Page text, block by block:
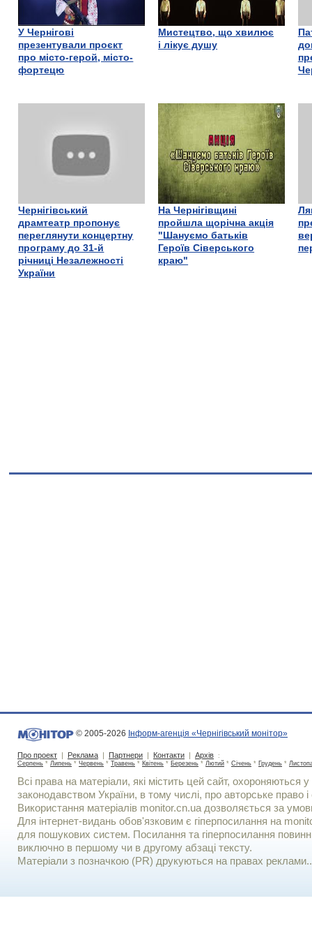
У Чернігові
презентували проєкт
про місто-герой, місто-
фортецю
Мистецтво, що хвилює
і лікує душу
Чернігівський
драмтеатр пропонує
переглянути концертну
програму до 31-й
річниці Незалежності
України
На Чернігівщині
пройшла щорічна акція
"Шануємо батьків
Героїв Сіверського
краю"
© 2005-2026 Інформ-агенція «Чернігівський монітор»
Про проект | Реклама | Партнери | Контакти | Архів :
Серпень * Липень * Червень * Травень * Квітень * Березень * Лютий * Січень * Грудень *
Всі права на матеріали, які містить цей сайт, охороняються у
законодавством України, в тому числі, про авторське право і
Використання матерiалiв monitor.cn.ua дозволяється за
Для iнтернет-видань обов'язковим є гiперпосилання на
для пошукових систем. Посилання та гіперпосилання
виключно в першому чи в другому абзаці тексту.
Матеріали з позначкою (PR) друкуються на правах реклами..